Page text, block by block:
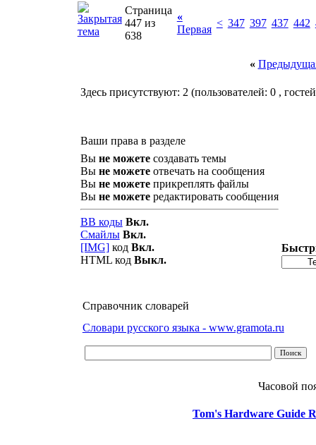
Страница
447 из
638
«
Первая
< 347 397 437 442
«
Здесь присутствуют: 2 (пользователей: 0 ,
Ваши права в разделе
Вы не можетесоздавать темы
Вы не можетеотвечать на сообщения
Вы не можетеприкреплять файлы
Вы не можетередактировать сообщения
BB коды Вкл.
Смайлы Вкл.
[IMG]код Вкл.
HTML код Выкл.
Справочник словарей
Словари русского языка - www.gramota.ru
Часовой
Tom's Hardware Guide